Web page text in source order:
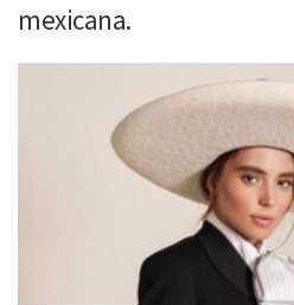
mexicana.